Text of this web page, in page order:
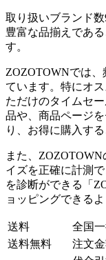
取り扱いブランド数
豊富な品揃えであ
す。
ZOZOTOWNでは
ています。特にオ
ただけのタイムセ
品や、商品ページ
り、お得に購入す
また、
イズを正確に計測
を診断ができる「
ョッピングできる
送料
全国一
送料無料
注文